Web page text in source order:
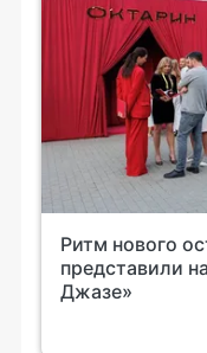
Ритм нового
представили
Джазе»